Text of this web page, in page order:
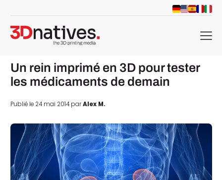
menu
Un rein imprimé en 3D pour tester
les médicaments de demain
Publié le 24 mai 2014 parAlex M.